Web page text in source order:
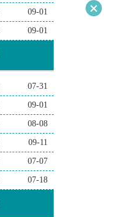
09-01
09-01
07-31
09-01
08-08
09-11
07-07
07-18
导医问诊